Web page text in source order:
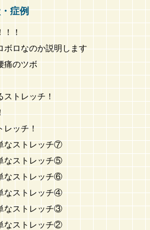
症例
！
ボロなのか説明します
痛のツボ
トレッチ！
レッチ！
なストレッチ⑦
なストレッチ⑤
なストレッチ⑥
なストレッチ④
なストレッチ③
なストレッチ②